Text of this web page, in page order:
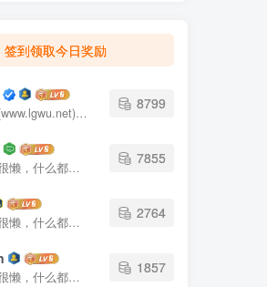
签到领取今日奖励
灵感屋(www.lgwu.net)尽可能为每一位设计师提供更全面、更精致、更具有创意感的设计素材。努力成为景观设计师展示实力和互相学习的优质网络资源发布平台。
8799
这家伙很懒，什么都没有写...
7855
这家伙很懒，什么都没有写...
2764
这家伙很懒，什么都没有写...
1857